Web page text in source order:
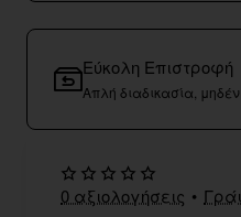
Εύκολη Επιστροφή
Απλή διαδικασία,
0 αξιολογήσεις •